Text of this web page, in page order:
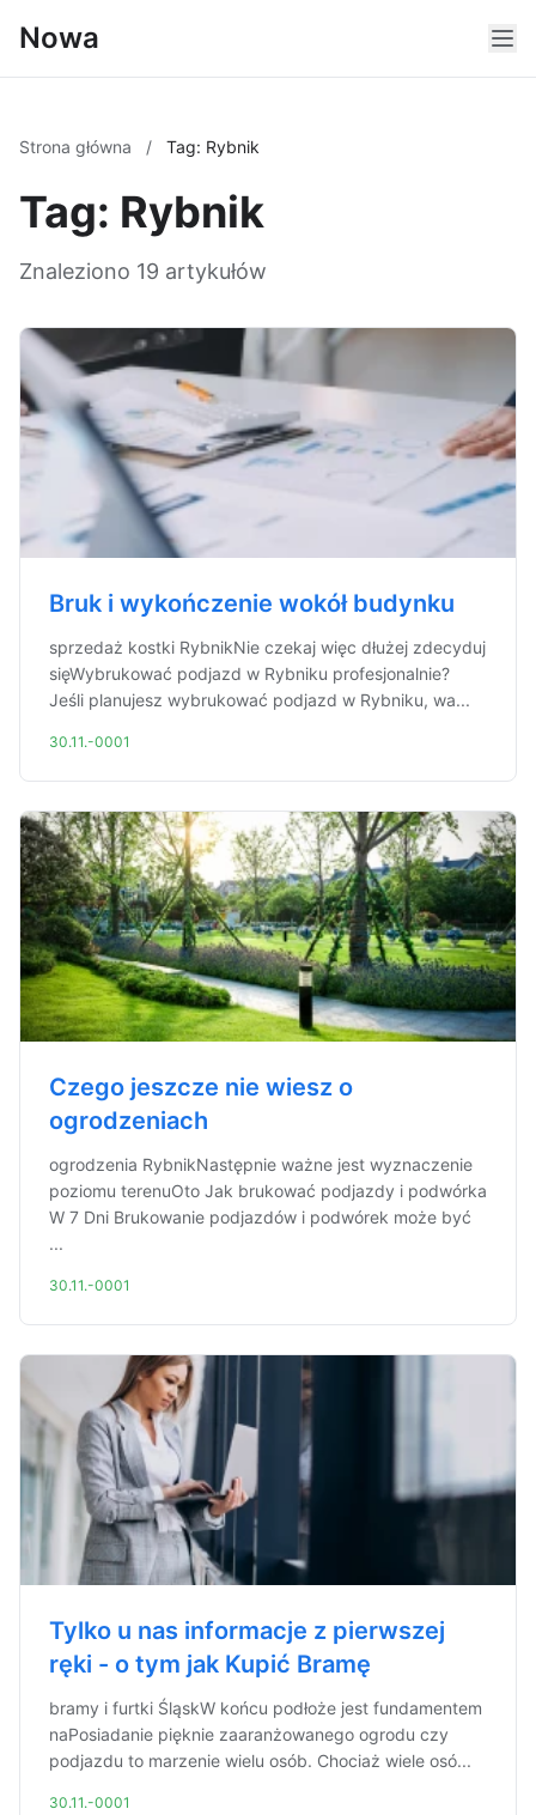
Nowa
Strona główna / Tag: Rybnik
Tag: Rybnik
Znaleziono 19 artykułów
Bruk i wykończenie wokół budynku
sprzedaż kostki RybnikNie czekaj więc dłużej zdecyduj
sięWybrukować podjazd w Rybniku profesjonalnie?
Jeśli planujesz wybrukować podjazd w Rybniku, wa...
30.11.-0001
Czego jeszcze nie wiesz o
ogrodzeniach
ogrodzenia RybnikNastępnie ważne jest wyznaczenie
poziomu terenuOto Jak brukować podjazdy i podwórka
W 7 Dni Brukowanie podjazdów i podwórek może być
...
30.11.-0001
Tylko u nas informacje z pierwszej
ręki - o tym jak Kupić Bramę
bramy i furtki ŚląskW końcu podłoże jest fundamentem
naPosiadanie pięknie zaaranżowanego ogrodu czy
podjazdu to marzenie wielu osób. Chociaż wiele osó...
30.11.-0001